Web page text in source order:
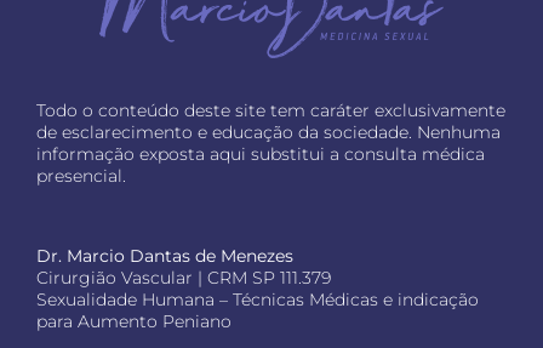
Todo o conteúdo deste site tem caráter exclusivamente
de esclarecimento e educação da sociedade. Nenhuma
informação exposta aqui substitui a consulta médica
presencial.
Dr. Marcio Dantas de Menezes
Cirurgião Vascular | CRM SP 111.379
Sexualidade Humana – Técnicas Médicas e indicação
para Aumento Peniano